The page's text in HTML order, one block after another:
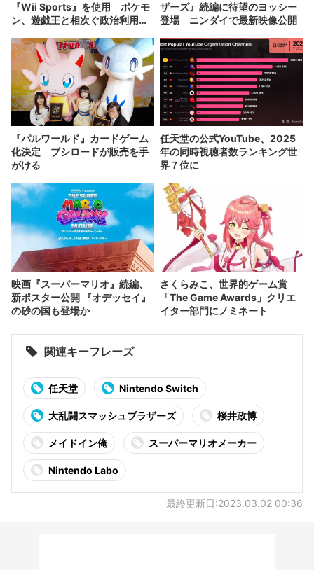
『Wii Sports』を使用 ポケモ
ン、遊戯王と相次ぐ政治利用に
ザーズ』続編に待望のヨッシー
登場 ニンダイで最新映像公開
『パルワールド』カードゲーム
化決定 ブシロードが販売を手
がける
任天堂の公式YouTube、2025
年の同時視聴者数ランキング世
界７位に
映画『スーパーマリオ』続編、
新ポスター公開 『オデッセイ』
の砂の国も登場か
さくらみこ、世界的ゲーム賞
「The Game Awards」クリエ
イター部門にノミネート
関連キーフレーズ
任天堂 Nintendo Switch
大乱闘スマッシュブラザーズ 桜井政博
メイドイン俺 スーパーマリオメーカー
Nintendo Labo
最終更新日:2023.03.02 00:36